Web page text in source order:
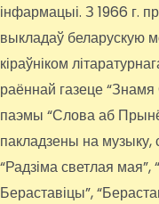
інфармацыі. З 1966 г.
выкладаў беларускую
кіраўніком
раённай газеце
паэмы “Слова аб
пакладзены на музыку,
“Радзіма светлая мая”,
Бераставіцы”,